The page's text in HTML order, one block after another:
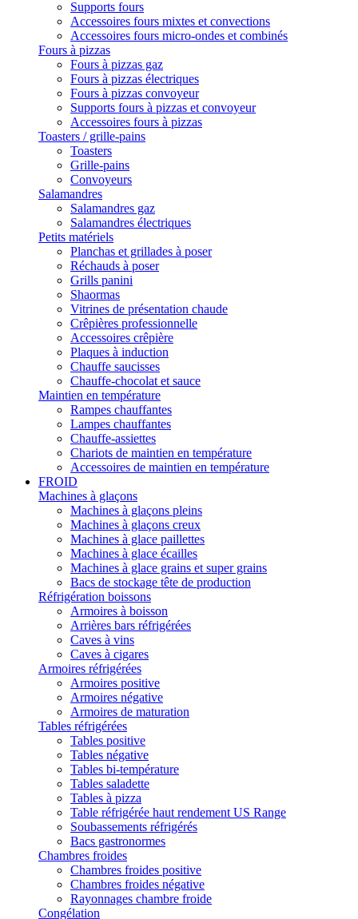
Supports fours
Accessoires fours mixtes et convections
Accessoires fours micro-ondes et combinés
Fours à pizzas
Fours à pizzas gaz
Fours à pizzas électriques
Fours à pizzas convoyeur
Supports fours à pizzas et convoyeur
Accessoires fours à pizzas
Toasters / grille-pains
Toasters
Grille-pains
Convoyeurs
Salamandres
Salamandres gaz
Salamandres électriques
Petits matériels
Planchas et grillades à poser
Réchauds à poser
Grills panini
Shaormas
Vitrines de présentation chaude
Crêpières professionnelle
Accessoires crêpière
Plaques à induction
Chauffe saucisses
Chauffe-chocolat et sauce
Maintien en température
Rampes chauffantes
Lampes chauffantes
Chauffe-assiettes
Chariots de maintien en température
Accessoires de maintien en température
FROID
Machines à glaçons
Machines à glaçons pleins
Machines à glaçons creux
Machines à glace paillettes
Machines à glace écailles
Machines à glace grains et super grains
Bacs de stockage tête de production
Réfrigération boissons
Armoires à boisson
Arrières bars réfrigérées
Caves à vins
Caves à cigares
Armoires réfrigérées
Armoires positive
Armoires négative
Armoires de maturation
Tables réfrigérées
Tables positive
Tables négative
Tables bi-température
Tables saladette
Tables à pizza
Table réfrigérée haut rendement US Range
Soubassements réfrigérés
Bacs gastronormes
Chambres froides
Chambres froides positive
Chambres froides négative
Rayonnages chambre froide
Congélation